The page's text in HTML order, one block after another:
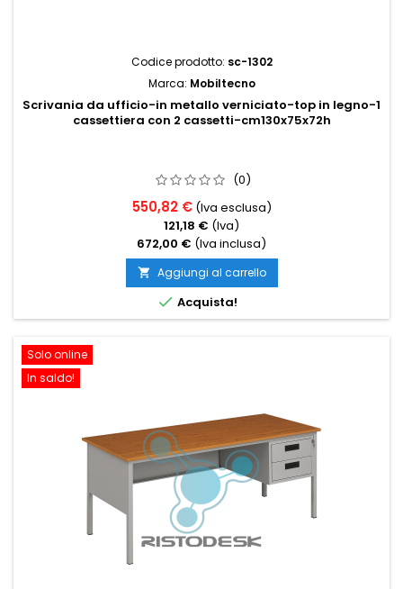
Codice prodotto: sc-1302
Marca: Mobiltecno
Scrivania da ufficio-in metallo verniciato-top in legno-1
cassettiera con 2 cassetti-cm130x75x72h
(0)
550,82 € (Iva esclusa)
121,18 € (Iva)
672,00 € (Iva inclusa)
 Aggiungi al carrello
 Acquista!
Solo online
In saldo!